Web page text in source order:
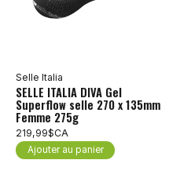
Selle Italia
SELLE ITALIA DIVA Gel
Superflow selle 270 x 135mm
Femme 275g
219,99$CA
Ajouter au panier